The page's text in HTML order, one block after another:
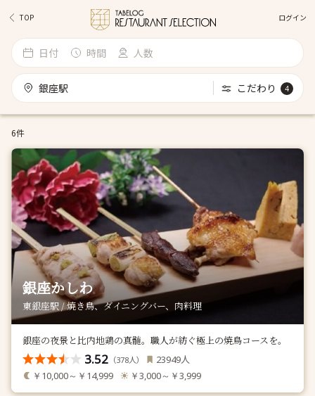
TOP ログイン
日付 時間 人数
銀座駅 こだわり 4
6件
銀座かしわ
東銀座駅 / 焼き鳥、ダイニングバー、肉料理
銀座の夜景と比内地鶏の真髄。職人が紡ぐ極上の焼鳥コースを。
3.52 （378人） 23949人
￥10,000～￥14,999 ￥3,000～￥3,999